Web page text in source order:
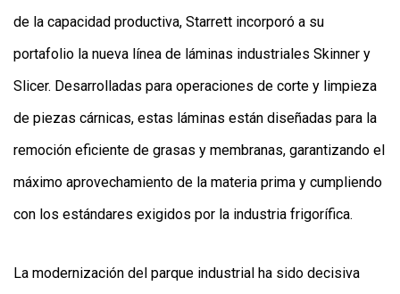
de la capacidad productiva, Starrett incorporó a su
portafolio la nueva línea de láminas industriales Skinner y
Slicer. Desarrolladas para operaciones de corte y limpieza
de piezas cárnicas, estas láminas están diseñadas para la
remoción eficiente de grasas y membranas, garantizando el
máximo aprovechamiento de la materia prima y cumpliendo
con los estándares exigidos por la industria frigorífica.
La modernización del parque industrial ha sido decisiva